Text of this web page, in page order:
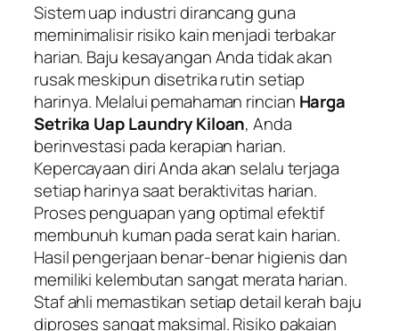
Sistem uap industri dirancang guna
meminimalisir risiko kain menjadi terbakar
harian. Baju kesayangan Anda tidak akan
rusak meskipun disetrika rutin setiap
harinya. Melalui pemahaman rincian Harga
Setrika Uap Laundry Kiloan, Anda
berinvestasi pada kerapian harian.
Kepercayaan diri Anda akan selalu terjaga
setiap harinya saat beraktivitas harian.
Proses penguapan yang optimal efektif
membunuh kuman pada serat kain harian.
Hasil pengerjaan benar-benar higienis dan
memiliki kelembutan sangat merata harian.
Staf ahli memastikan setiap detail kerah baju
diproses sangat maksimal. Risiko pakaian